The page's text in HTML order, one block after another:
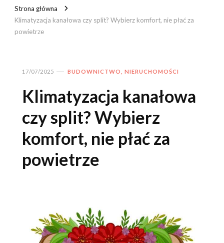
Strona główna
Klimatyzacja kanałowa czy split? Wybierz komfort, nie płać za
powietrze
17/07/2025 BUDOWNICTWO, NIERUCHOMOŚCI
Klimatyzacja kanałowa
czy split? Wybierz
komfort, nie płać za
powietrze